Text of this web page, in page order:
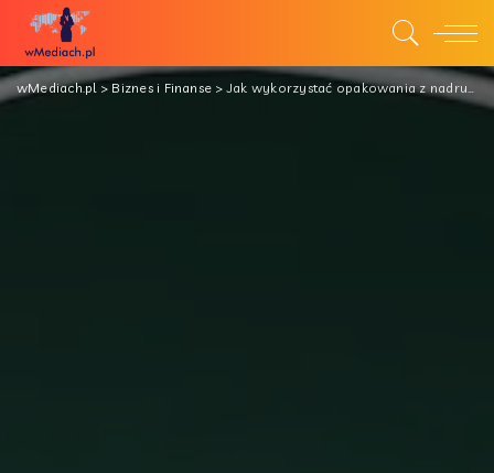
wMediach.pl> Biznes i Finanse >Jak wykorzystać opakowania z nadrukiem w promocji swojej firmy?